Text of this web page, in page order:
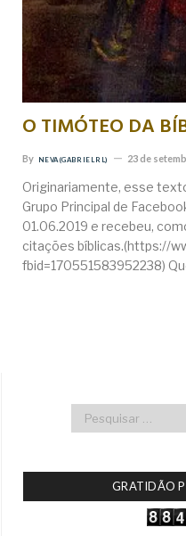
O TIMÓTEO DA
By NEVA (GABRIEL RL) 23 de
Originariamente, esse
Grupo Principal de
01.06.2019 e recebeu,
citações bíblicas.(https://
fbid=170551583952238)
GRATIDÃO